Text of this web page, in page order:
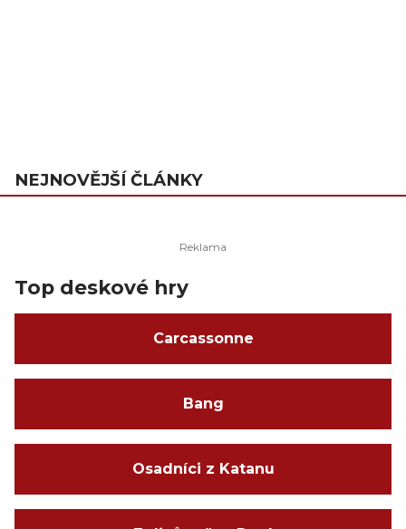
NEJNOVĚJŠÍ ČLÁNKY
Top deskové hry
Carcassonne
Bang
Osadníci z Katanu